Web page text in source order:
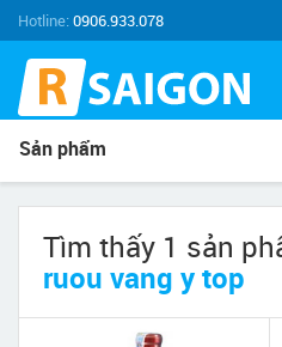
Hotline:0906.933.078
Sản phẩm
Tìm thấy 1 sản
ruou vang y top